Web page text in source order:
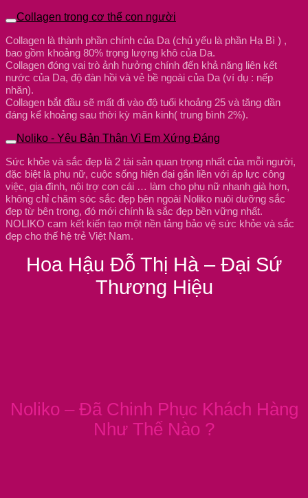
Collagen trong cơ thể con người
Collagen là thành phần chính của Da (chủ yếu là phần Hạ Bì ) ,
bao gồm khoảng 80% trọng lượng khô của Da.
Collagen đóng vai trò ảnh hưởng chính đến khả năng liên kết
nước của Da, độ đàn hồi và vẻ bề ngoài của Da (ví dụ : nếp
nhăn).
Collagen bắt đầu sẽ mất đi vào độ tuổi khoảng 25 và tăng dần
đáng kể khoảng sau thời kỳ mãn kinh( trung bình 2%).
Noliko - Yêu Bản Thân Vì Em Xứng Đáng
Sức khỏe và sắc đẹp là 2 tài sản quan trọng nhất của mỗi người,
đặc biệt là phụ nữ, cuộc sống hiện đại gắn liền với áp lực công
việc, gia đình, nội trợ con cái … làm cho phụ nữ nhanh già hơn,
không chỉ chăm sóc sắc đẹp bên ngoài Noliko nuôi dưỡng sắc
đẹp từ bên trong, đó mới chính là sắc đẹp bền vững nhất.
NOLIKO cam kết kiến tạo một nền tảng bảo vệ sức khỏe và sắc
đẹp cho thế hệ trẻ Việt Nam.
Hoa Hậu Đỗ Thị Hà – Đại Sứ
Thương Hiệu
Noliko – Đã Chinh Phục Khách Hàng
Như Thế Nào ?